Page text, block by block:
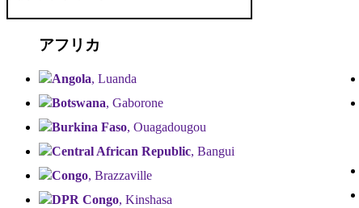
アフリカ
Angola, Luanda
Botswana, Gaborone
Burkina Faso, Ouagadougou
Central African Republic, Bangui
Congo, Brazzaville
DPR Congo, Kinshasa